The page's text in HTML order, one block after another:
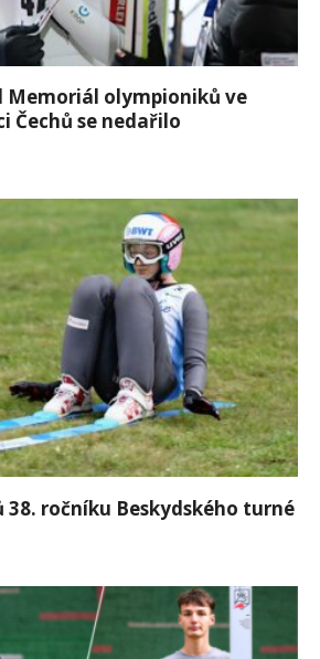
Memoriál olympioniků ve
Čechů se nedařilo
38. ročníku Beskydského turné